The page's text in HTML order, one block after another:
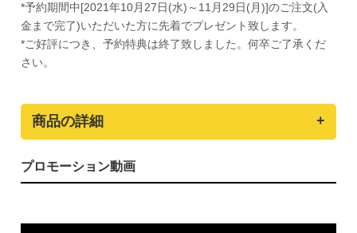
*予約期間中[2021年10月27日(水)～11月29日(月)]のご注文(入
金まで完了)いただいた方に先着でプレゼント致します。
*ご好評につき、予約特典は終了致しました。何卒ご了承くだ
さい。
商品の詳細
プロモーション動画